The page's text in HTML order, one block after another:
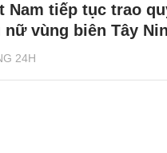
24H
Nam tiếp tục trao
nữ vùng biên Tây